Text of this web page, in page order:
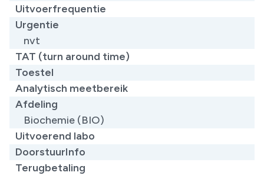
Uitvoerfrequentie
Urgentie
nvt
TAT (turn around time)
Toestel
Analytisch meetbereik
Afdeling
Biochemie (BIO)
Uitvoerend labo
DoorstuurInfo
Terugbetaling